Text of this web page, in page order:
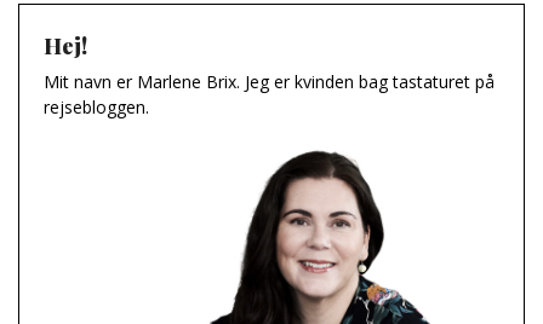
Hej!
Mit navn er Marlene Brix. Jeg er kvinden bag tastaturet på
rejsebloggen.